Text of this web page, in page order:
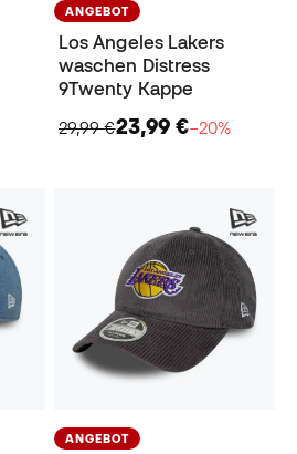
ANGEBOT
Los Angeles Lakers
waschen Distress
9Twenty Kappe
29,99 €23,99 €−20%
ANGEBOT